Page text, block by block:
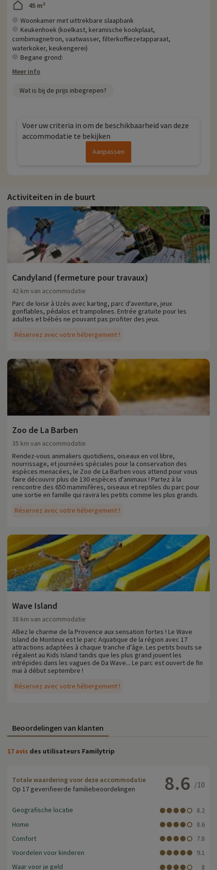
45 m²
Woonkamer met uittrekbare slaapbank
Keukenhoek (koelkast, keramische kookplaat,
combimagnetron, vaatwasser, filterkoffiezetapparaat,
waterkoker, keukengerei)
Begane grond:
Meer info
Wat is bij de prijs inbegrepen?
Voer uw criteria in om de beschikbaarheid van deze
accommodatie te bekijken
Aanpassen
Activiteiten in de buurt
Candyland (fermeture pour travaux)
Réservez avec votre hébergement !
42 km van accommodatie
Parc de loisir à Uzès avec karting, parc d'aventure, jeux
gonflables, pédalos et trampolines. Entrée gratuite pour les
adultes et bébés ne pouvant pas profiter des jeux.
Zoo de La Barben
Réservez avec votre hébergement !
35 km van accommodatie
Rendez-vous animaliers quotidiens, oiseaux en vol libre,
nourrissage, et journées spéciales pour la conservation des
espèces menacées, le Zoo de La Barben vous attend pour vous
faire découvrir plus de 130 espèces d'animaux ! Partez à la
rencontre des 650 mammifères, oiseaux et reptiles du parc pour
une sortie en famille qui ravira les petits comme les plus grands.
Wave Island
Réservez avec votre hébergement !
38 km van accommodatie
Alliez le charme de la Provence aux sensation fortes ! Le Wave
Island de Monteux est le parc Aquatique de la région avec 17
attractions adaptées à chaque tranche d'âge. Les petits bouts se
régalent au Kids Island tandis que les plus grand jouent les
intrépides dans les vagues de Da Wave... Le parc est ouvert de fin
mai à début septembre !
Beoordelingen van klanten
17 avis des utilisateurs Familytrip
Totale waardering voor deze accommodatie
Op 17 geverifieerde familiebeoordelingen
8.6 /10
Geografische locatie
8.2
Home
8.6
Comfort
7.8
Voordelen voor kinderen
9.1
Waar voor je geld
8